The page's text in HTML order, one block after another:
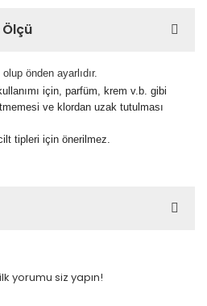
önden ayarlıdır.
için, parfüm, krem v.b. gibi
ve klordan uzak tutulması
tipleri için önerilmez.
yorumu siz yapın!